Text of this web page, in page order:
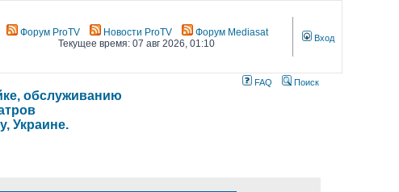
Форум ProTV Новости ProTV
Форум Mediasat
Текущее время: 07 авг 2026, 01:10
Вход
FAQ Поиск
обслуживанию
Украине.